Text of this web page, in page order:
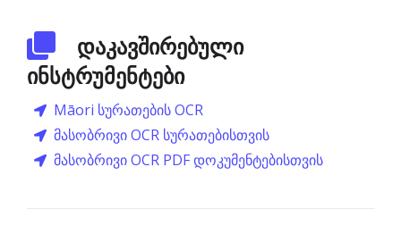
დაკავშირებული
ინსტრუმენტები
Māori სურათების OCR
მასობრივი OCR სურათებისთვის
მასობრივი OCR PDF დოკუმენტებისთვის